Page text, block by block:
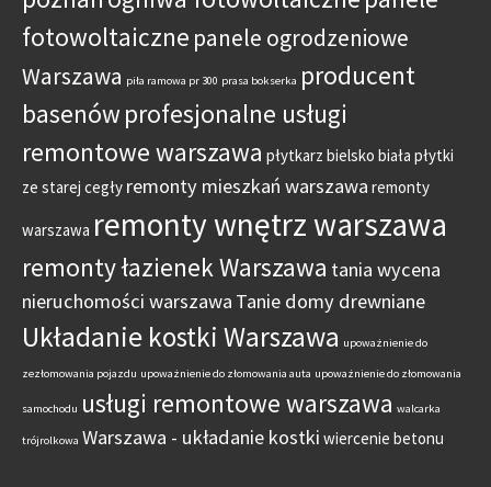
fotowoltaiczne panele ogrodzeniowe
Warszawa piła ramowa pr 300 prasa bokserka producent
basenów profesjonalne usługi
remontowe warszawa płytkarz bielsko biała płytki
ze starej cegły remonty mieszkań warszawa remonty
warszawa remonty wnętrz warszawa
remonty łazienek Warszawa tania wycena
nieruchomości warszawa Tanie domy drewniane
Układanie kostki Warszawa upoważnienie do
zezłomowania pojazdu upoważnienie do złomowania auta upoważnienie do złomowania
samochodu usługi remontowe warszawa walcarka
trójrolkowa Warszawa - układanie kostki wiercenie betonu